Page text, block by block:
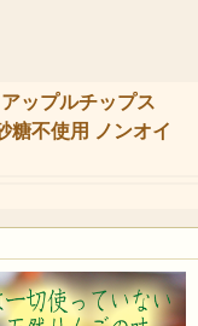
ップルチップス
糖不使用 ノンオイ